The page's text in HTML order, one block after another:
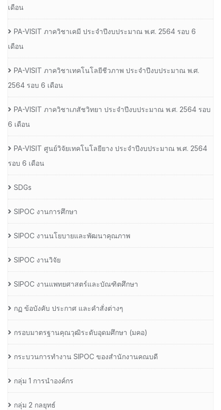
เดือน
PA-VISIT ภาควิชาเคมี ประจำปีงบประมาณ พ.ศ. 2564 รอบ 6
เดือน
PA-VISIT ภาควิชาเทคโนโลยีชีวภาพ ประจำปีงบประมาณ พ.ศ.
2564 รอบ 6 เดือน
PA-VISIT ภาควิชาเภสัชวิทยา ประจำปีงบประมาณ พ.ศ. 2564 รอบ
6 เดือน
PA-VISIT ศูนย์วิจัยเทคโนโลยียาง ประจำปีงบประมาณ พ.ศ. 2564
รอบ 6 เดือน
SDGs
SIPOC งานการศึกษา
SIPOC งานนโยบายและพัฒนาคุณภาพ
SIPOC งานวิจัย
SIPOC งานแพทยศาสตร์และบัณฑิตศึกษา
กฏ ข้อบังคับ ประกาศ และคำสั่งต่างๆ
กรอบมาตรฐานคุณวุฒิระดับอุดมศึกษา (มคอ)
กระบวนการทำงาน SIPOC ของสำนักงานคณบดี
กลุ่ม 1 การนำองค์กร
กลุ่ม 2 กลยุทธ์